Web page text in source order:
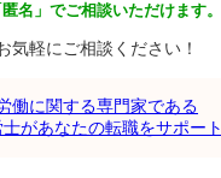
名」でご相談いただけます。
気軽にご相談ください！
働に関する専門家である
があなたの転職をサポート